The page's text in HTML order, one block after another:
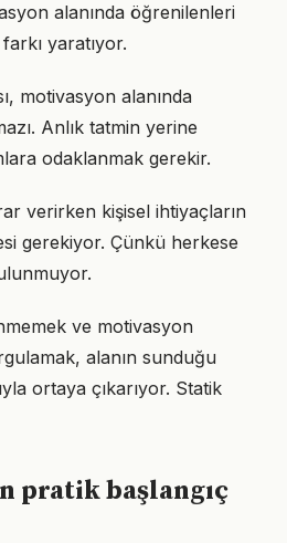
alanında öğrenilenleri
yaratıyor.
motivasyon alanında
Anlık tatmin yerine
odaklanmak gerekir.
verirken kişisel ihtiyaçların
gerekiyor. Çünkü herkese
ve motivasyon
alanın sunduğu
ortaya çıkarıyor. Statik
pratik başlangıç